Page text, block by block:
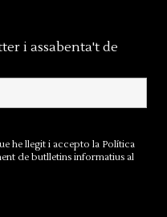
i assabenta't de
he llegit i accepto la Política
de butlletins informatius al